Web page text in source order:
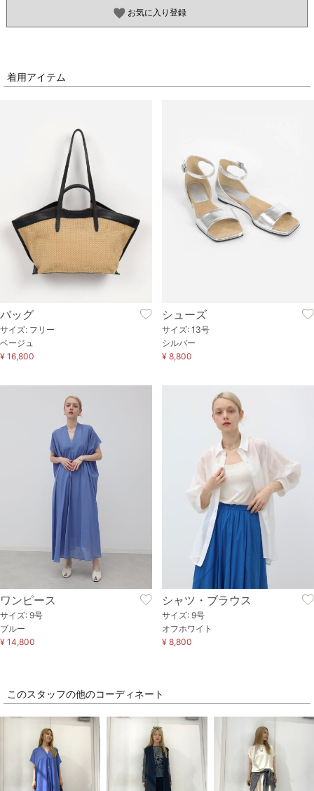
お気に入り登録
着用アイテム
バッグ
サイズ: フリー
ベージュ
¥ 16,800
シューズ
サイズ: 13号
シルバー
¥ 8,800
ワンピース
サイズ: 9号
ブルー
¥ 14,800
シャツ・ブラウス
サイズ: 9号
オフホワイト
¥ 8,800
このスタッフの他のコーディネート